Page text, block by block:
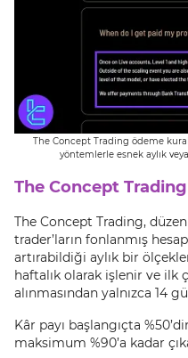
The Concept Trading ödeme
yöntemlerle esnek aylık
The Concept
The Concept Trading,
trader’ların fonlanmış
artırabildiği aylık bir
haftalık olarak işlenir ve ilk
alınmasından yalnızca 14
Kâr payı başlangıçta
maksimum %90’a kadar